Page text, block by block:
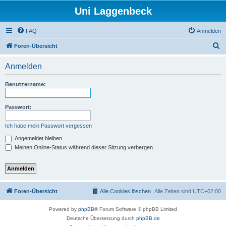
Uni Laggenbeck
FAQ Anmelden
Foren-Übersicht
Anmelden
Benutzername:
Passwort:
Ich habe mein Passwort vergessen
Angemeldet bleiben
Meinen Online-Status während dieser Sitzung verbergen
Foren-Übersicht Alle Zeiten sind UTC+02:00
Alle Cookies löschen
Powered by phpBB® Forum Software © phpBB Limited
Deutsche Übersetzung durch phpBB.de